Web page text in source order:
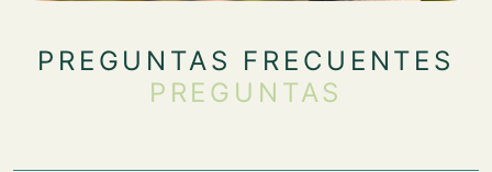
PREGUNTAS FRECUENTES
PREGUNTAS